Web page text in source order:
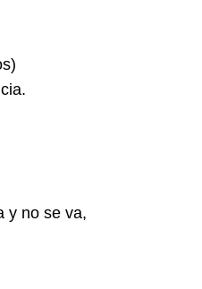
y no se va,